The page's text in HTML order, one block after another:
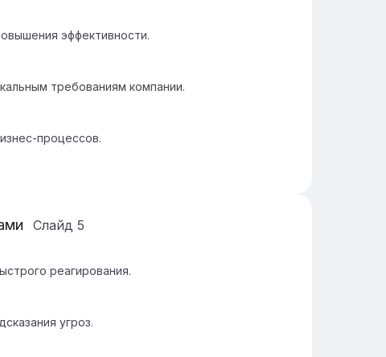
эффективности.
требованиям компании.
процессов.
Слайд 5
реагирования.
угроз.